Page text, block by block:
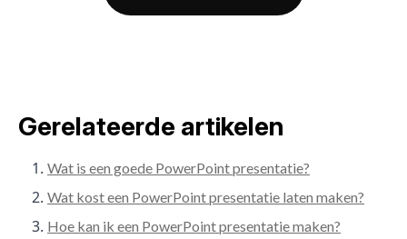
Gerelateerde artikelen
Wat is een goede PowerPoint presentatie?
Wat kost een PowerPoint presentatie laten maken?
Hoe kan ik een PowerPoint presentatie maken?